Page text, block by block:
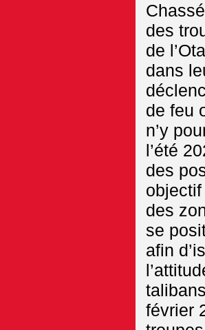
des
de
dans
de feu
n’y
l’été
des
des
se
afin
février